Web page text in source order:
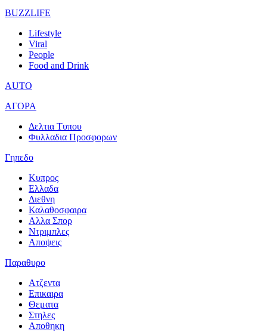
BUZZLIFE
Lifestyle
Viral
People
Food and Drink
AUTO
ΑΓΟΡΑ
Δελτια Τυπου
Φυλλαδια Προσφορων
Γηπεδο
Κυπρος
Ελλαδα
Διεθνη
Καλαθοσφαιρα
Αλλα Σπορ
Ντριμπλες
Αποψεις
Παραθυρο
Ατζεντα
Επικαιρα
Θεματα
Στηλες
Αποθηκη